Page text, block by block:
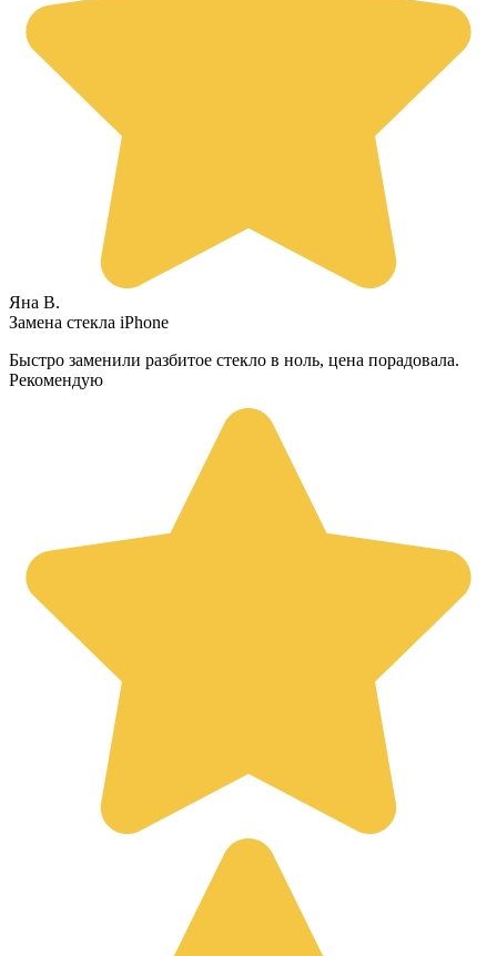
Яна В.
Замена стекла iPhone
Быстро заменили разбитое стекло в ноль, цена порадовала.
Рекомендую